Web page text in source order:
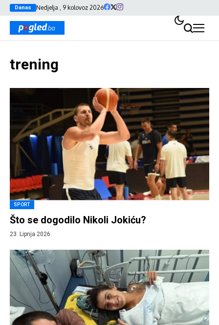
Danas Nedjelja , 9 kolovoz 2026
trening
SPORT
Što se dogodilo Nikoli Jokiću?
23. Lipnja 2026.